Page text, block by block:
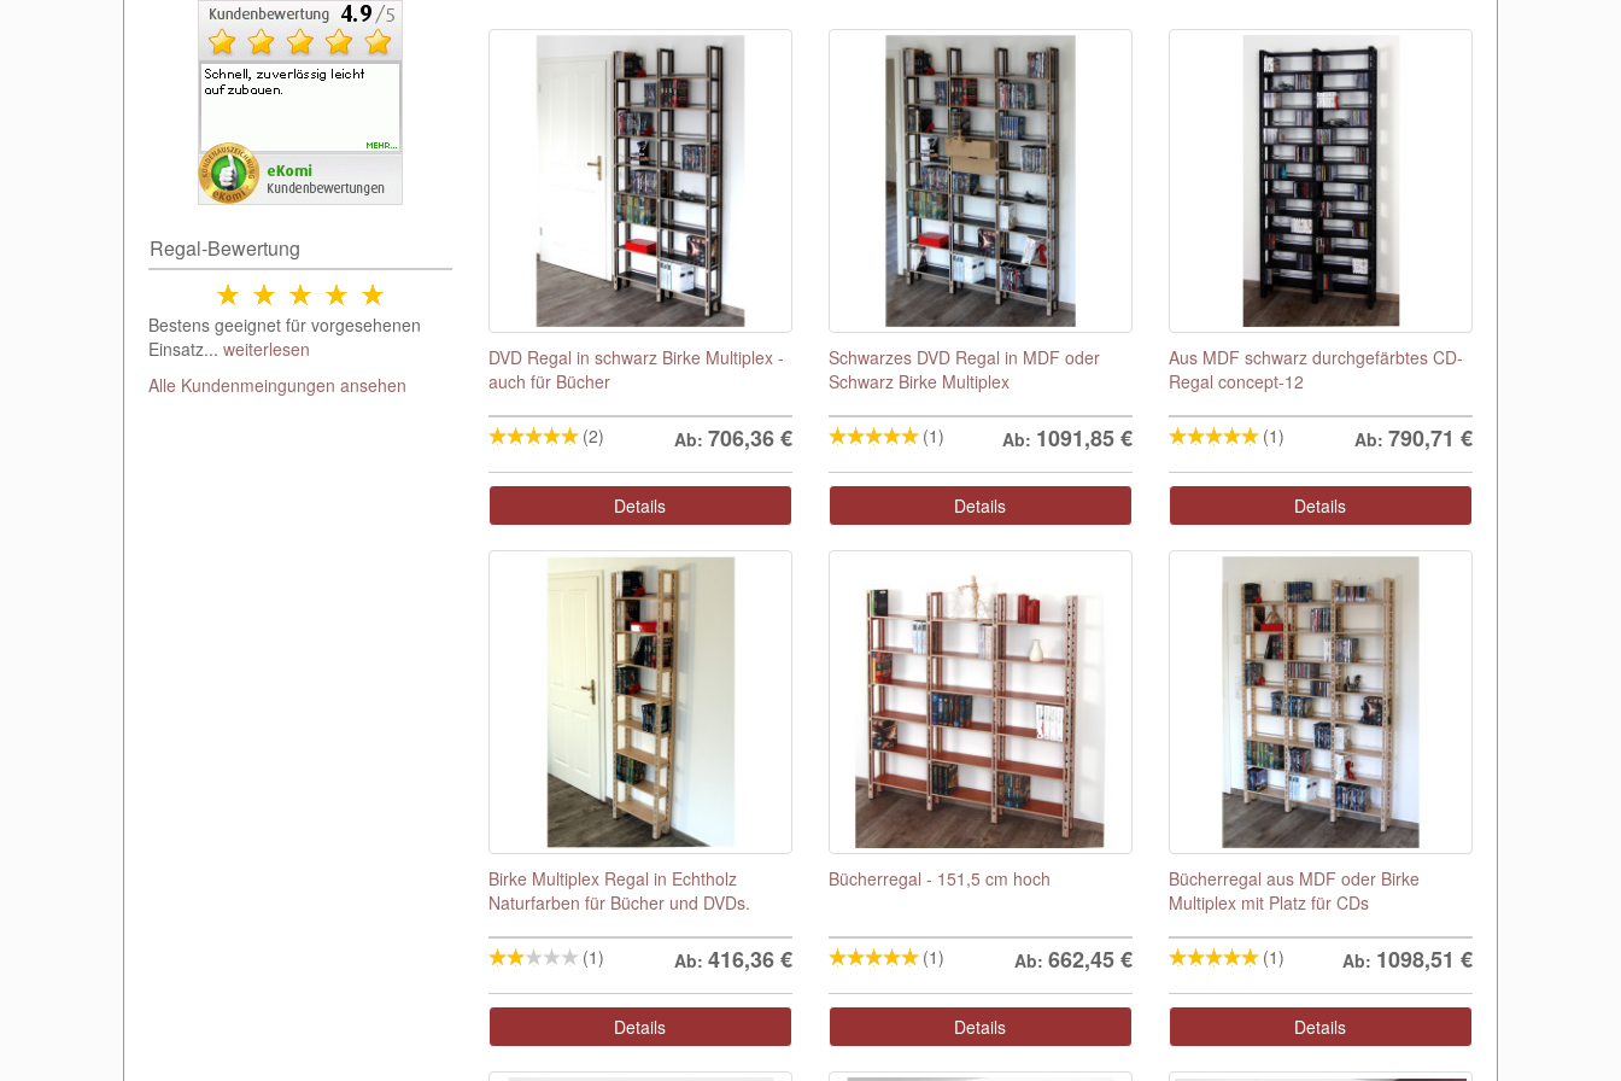
Regal-Bewertung
Bestens geeignet für vorgesehenen
Einsatz... weiterlesen
Alle Kundenmeingungen ansehen
DVD Regal in schwarz Birke Multiplex -
auch für Bücher
(2) Ab: 706,36€
Details
Schwarzes DVD Regal in MDF oder
Schwarz Birke Multiplex
(1) Ab: 1091,85€
Details
Aus MDF schwarz durchgefärbtes CD-
Regal concept-12
(1) Ab: 790,71 €
Details
Birke Multiplex Regal in Echtholz
Naturfarben für Bücher und DVDs.
(1) Ab: 416,36€
Details
Bücherregal - 151,5 cm hoch
(1) Ab: 662,45€
Details
Bücherregal aus MDF oder Birke
Multiplex mit Platz für CDs
(1) Ab: 1098,51 €
Details